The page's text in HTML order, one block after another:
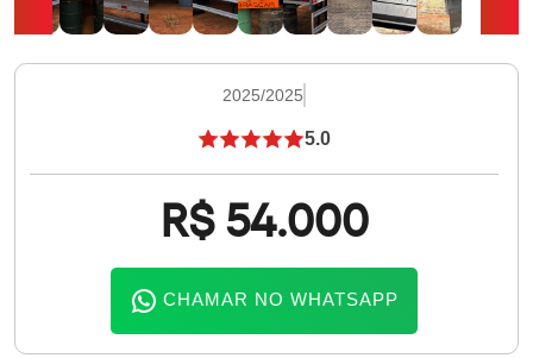
2025/2025
5.0
R$ 54.000
CHAMAR NO WHATSAPP